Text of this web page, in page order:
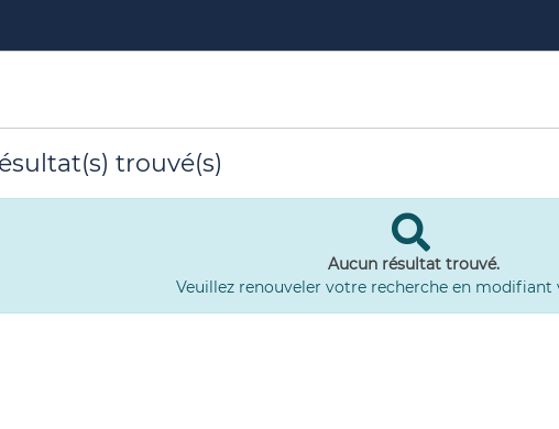
trouvé(s)
Aucun résultat trouvé.
Veuillez renouveler votre recherche en modifiant